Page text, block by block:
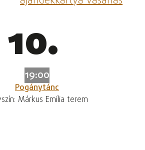
10.
19:00
Pogánytánc
Márkus Emília terem